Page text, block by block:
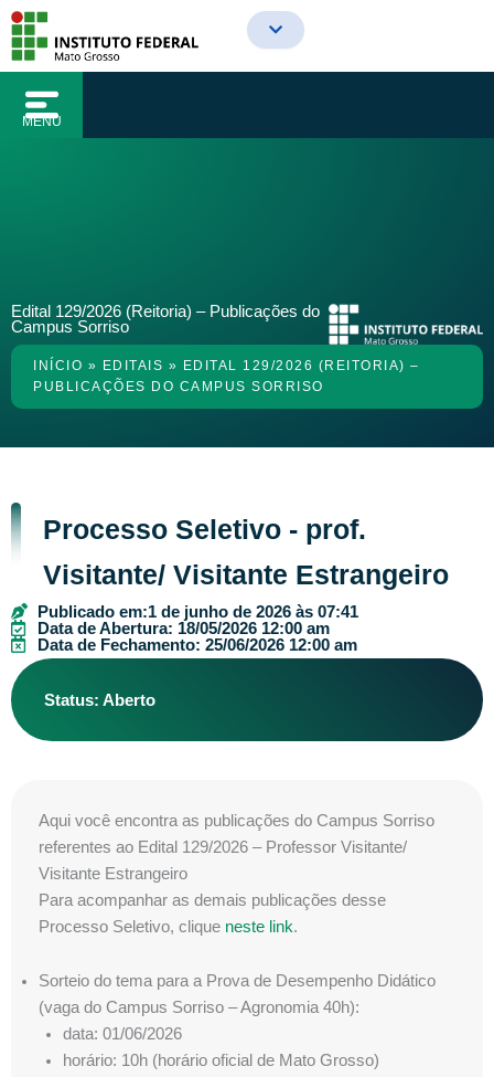
conteúdo
para
conteúdo
MENU
Edital 129/2026 (Reitoria) – Publicações do
Campus Sorriso
INÍCIO » EDITAIS » EDITAL 129/2026 (REITORIA) –
PUBLICAÇÕES DO CAMPUS SORRISO
Processo Seletivo - prof.
Visitante/ Visitante Estrangeiro
Publicado em:1 de junho de 2026 às 07:41
Data de Abertura: 18/05/2026 12:00 am
Data de Fechamento: 25/06/2026 12:00 am
Status: Aberto
Aqui você encontra as publicações do Campus Sorriso
referentes ao Edital 129/2026 – Professor Visitante/
Visitante Estrangeiro
Para acompanhar as demais publicações desse
Processo Seletivo, clique neste link.
Sorteio do tema para a Prova de Desempenho Didático
(vaga do Campus Sorriso – Agronomia 40h):
data: 01/06/2026
horário: 10h (horário oficial de Mato Grosso)